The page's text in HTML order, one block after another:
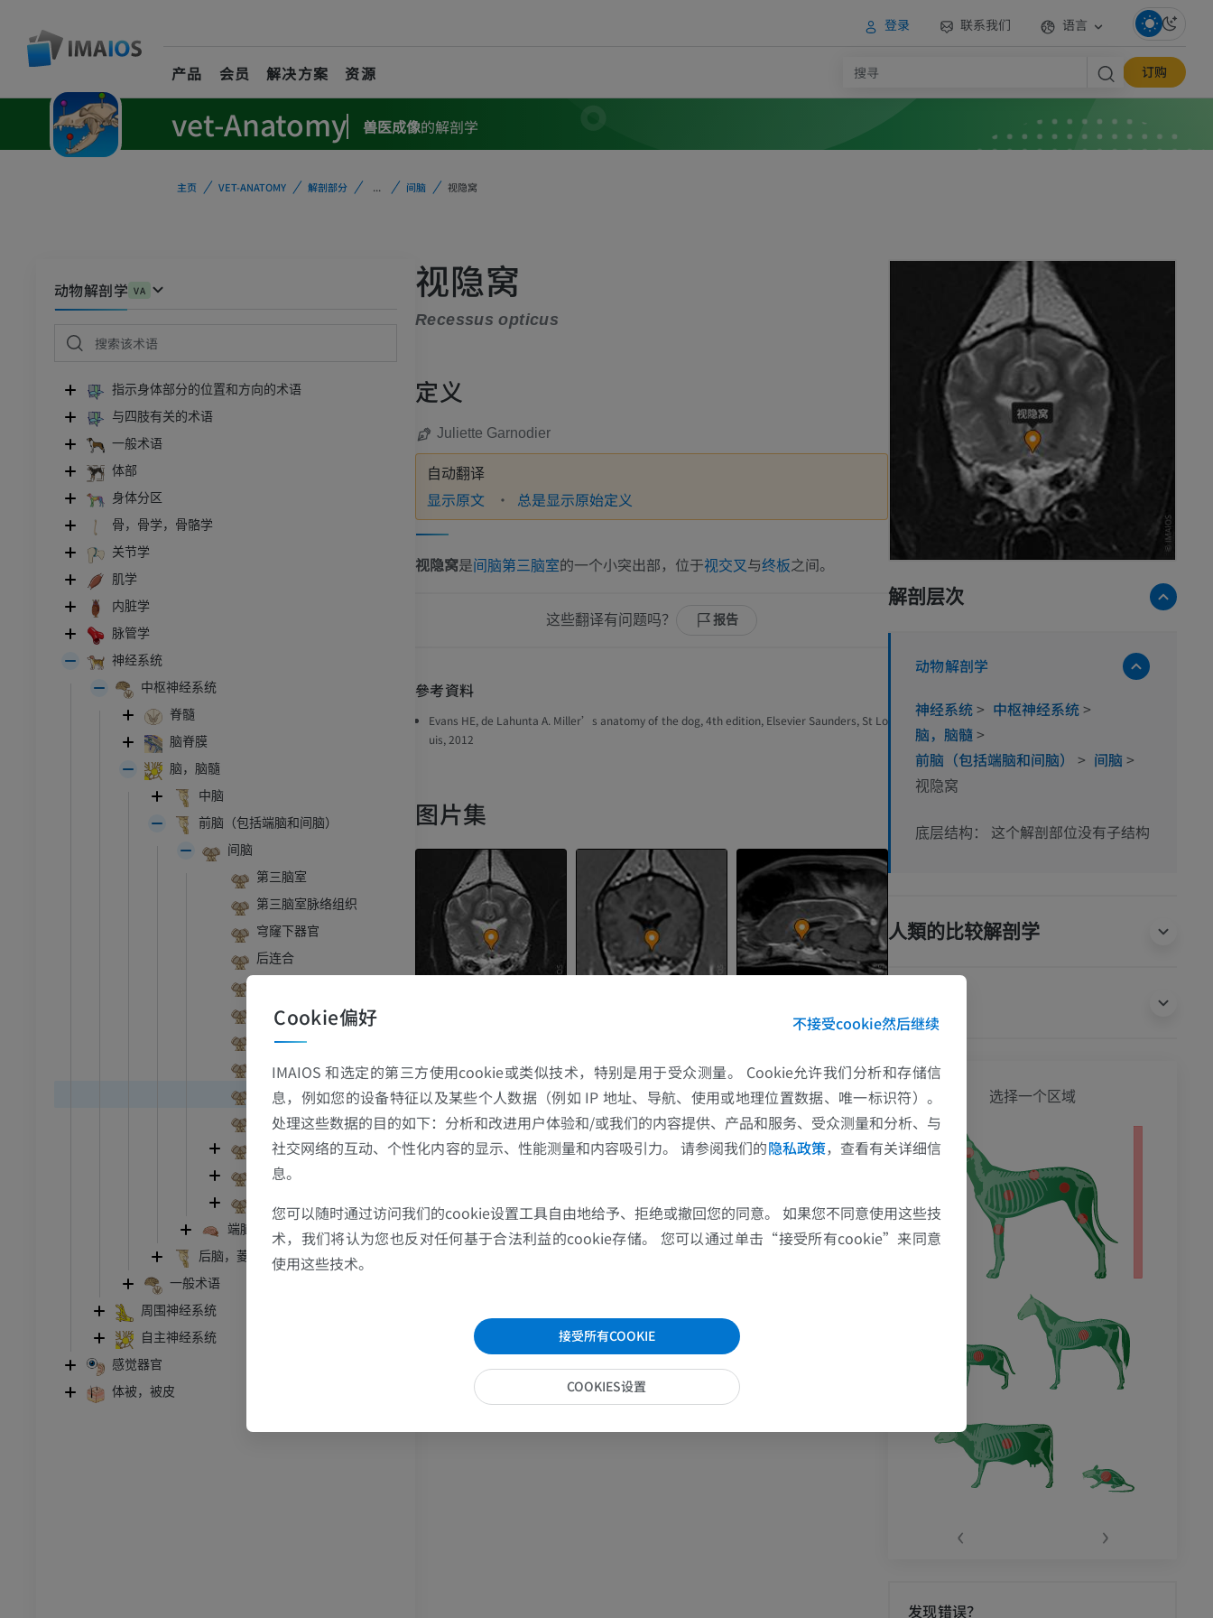
登录 联系我们 语言
产品 会员 解决方案 资源 订购
vet-Anatomy 兽医成像的解剖学
主页 VET-ANATOMY 解剖部分 ... 间脑 视隐窝
动物解剖学 VA
指示身体部分的位置和方向的术语
与四肢有关的术语
一般术语
体部
身体分区
骨，骨学，骨骼学
关节学
肌学
内脏学
脉管学
神经系统
中枢神经系统
脊髓
脑脊膜
脑，脑髓
中脑
前脑（包括端脑和间脑）
间脑
第三脑室
第三脑室脉络组织
穹窿下器官
后连合
室间孔
下丘脑沟
丘脑间粘合
视隐窝
神经垂体隐窝[漏斗隐窝]
下丘脑
底丘脑
端脑
后脑，菱脑
一般术语
周围神经系统
自主神经系统
感觉器官
体被，被皮
视隐窝
Recessus opticus
定义
Juliette Garnodier
自动翻译
显示原文 总是显示原始定义
视隐窝是间脑第三脑室的一个小突出部，位于视交叉与终板之间。
这些翻译有问题吗？ 报告
參考資料
Evans HE, de Lahunta A. Miller’s anatomy of the dog, 4th edition, Elsevier Saunders, St Lo
uis, 2012
图片集
解剖层次
动物解剖学
神经系统> 中枢神经系统>
脑，脑髓>
前脑（包括端脑和间脑） > 间脑 >
视隐窝
底层结构： 这个解剖部位没有子结构
人類的比较解剖学
牛：一般解剖学
插画
免費
牛 - 骨学
插画
马
马 - 骨学
插画
马-骨骼学
马腕骨
计算机体层摄影
马 - 肌肉学
老鼠
老鼠-全身
计算机体层摄影
选择一个区域
‹ ›
发现错误？
Cookie偏好 不接受cookie然后继续
IMAIOS 和选定的第三方使用cookie或类似技术，特别是用于受众测量。 Cookie允许我们分析和存储信
息，例如您的设备特征以及某些个人数据（例如 IP 地址、导航、使用或地理位置数据、唯一标识符）。
处理这些数据的目的如下：分析和改进用户体验和/或我们的内容提供、产品和服务、受众测量和分析、与
社交网络的互动、个性化内容的显示、性能测量和内容吸引力。 请参阅我们的隐私政策，查看有关详细信
息。
您可以随时通过访问我们的cookie设置工具自由地给予、拒绝或撤回您的同意。 如果您不同意使用这些技
术，我们将认为您也反对任何基于合法利益的cookie存储。 您可以通过单击“接受所有cookie”来同意
使用这些技术。
接受所有COOKIE
COOKIES设置